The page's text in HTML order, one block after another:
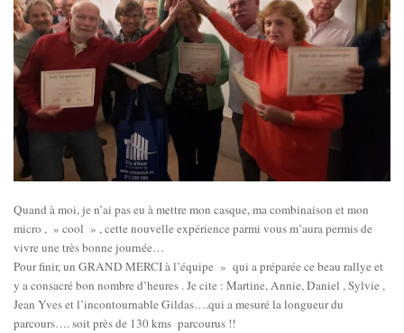
Quand à moi, je n’ai pas eu à mettre mon casque, ma combinaison et mon
micro , » cool » , cette nouvelle expérience parmi vous m’aura permis de
vivre une très bonne journée…
Pour finir, un GRAND MERCI à l’équipe » qui a préparée ce beau rallye et
y a consacré bon nombre d’heures . Je cite : Martine, Annie, Daniel , Sylvie ,
Jean Yves et l’incontournable Gildas….qui a mesuré la longueur du
parcours…. soit près de 130 kms parcourus !!